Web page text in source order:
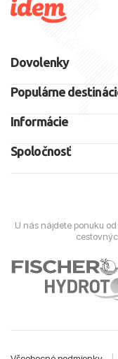
Dovolenky
Populárne
Informácie
Spoločnosť
U nás nájdete ponuku